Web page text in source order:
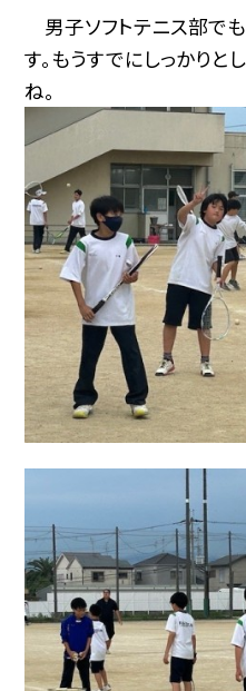
男子ソフトテニス部で
す。もうすでにしっかりと
ね。